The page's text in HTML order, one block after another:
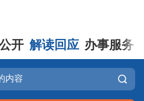
开 解读回应 办事服务